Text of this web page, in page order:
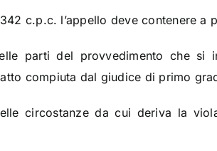
c.p.c. l’appello deve contenere a
parti del provvedimento che
compiuta dal giudice di primo
circostanze da cui deriva la